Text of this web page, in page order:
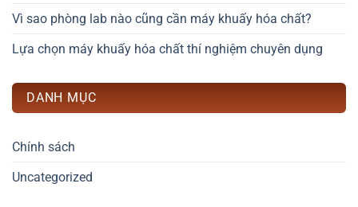
Vì sao phòng lab nào cũng cần máy khuấy hóa chất?
Lựa chọn máy khuấy hóa chất thí nghiệm chuyên dụng
DANH MỤC
Chính sách
Uncategorized